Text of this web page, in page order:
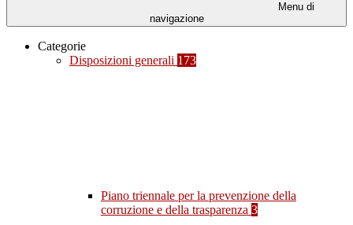
Menu di
navigazione
Categorie
Disposizioni generali 173
Piano triennale per la prevenzione della
corruzione e della trasparenza 3